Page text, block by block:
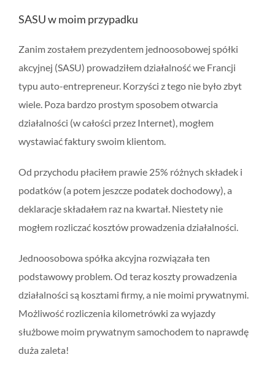
SASU w moim przypadku
Zanim zostałem prezydentem jednoosobowej spółki
akcyjnej (SASU) prowadziłem działalność we Francji
typu auto-entrepreneur. Korzyści z tego nie było zbyt
wiele. Poza bardzo prostym sposobem otwarcia
działalności (w całości przez Internet), mogłem
wystawiać faktury swoim klientom.
Od przychodu płaciłem prawie 25% różnych składek i
podatków (a potem jeszcze podatek dochodowy), a
deklaracje składałem raz na kwartał. Niestety nie
mogłem rozliczać kosztów prowadzenia działalności.
Jednoosobowa spółka akcyjna rozwiązała ten
podstawowy problem. Od teraz koszty prowadzenia
działalności są kosztami firmy, a nie moimi prywatnymi.
Możliwość rozliczenia kilometrówki za wyjazdy
służbowe moim prywatnym samochodem to naprawdę
duża zaleta!